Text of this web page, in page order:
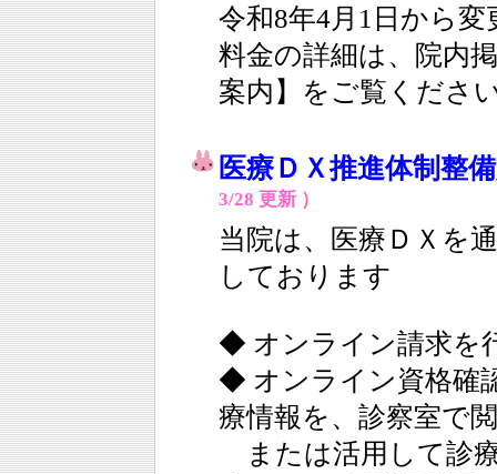
令和8年4月1日から
料金の詳細は、院内
案内】をご覧くださ
医療ＤＸ推進体制整
3/28 更新 ）
当院は、
医療ＤＸを
しております
◆ オンライン請求を
◆ オンライン資格確
療情報を、診察室で
または活用して診